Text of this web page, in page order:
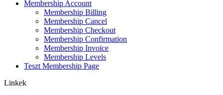
Membership Account
Membership Billing
Membership Cancel
Membership Checkout
Membership Confirmation
Membership Invoice
Membership Levels
Teszt Membership Page
Linkek